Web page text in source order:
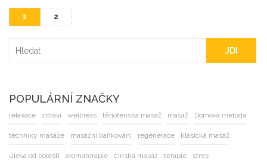
1 2
JDI
POPULÁRNÍ ZNAČKY
relaxace zdraví wellness těhotenská masáž masáž Dornova metoda
techniky masáže masážní baňkování regenerace klasická masáž
úleva od bolesti aromaterapie čínská masáž terapie stres